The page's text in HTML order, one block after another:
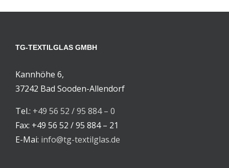
TG-TEXTILGLAS GMBH
Kannhöhe 6,
37242 Bad Sooden-Allendorf
Tel.: +49 56 52 / 95 884 – 0
Fax: +49 56 52 / 95 884 – 21
E-Mai: info@tg-textilglas.de